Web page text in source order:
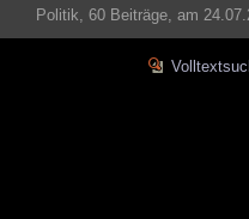
Politik, 60 Beiträge, am